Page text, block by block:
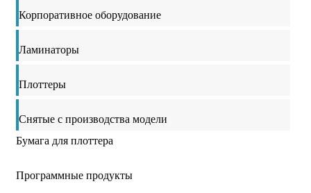
Корпоративное оборудование
Ламинаторы
Плоттеры
Снятые с производства модели
Бумага для плоттера
Программные продукты